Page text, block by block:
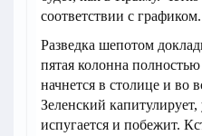
соответствии с графиком.
Разведка шепотом
пятая колонна
начнется в столице и во
Зеленский
испугается и побежит.